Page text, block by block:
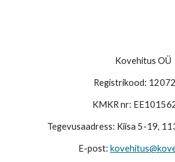
Kovehitus OÜ
Registrikood:
KMKR nr:
Tegevusaadress: Kiisa 5-19,
E-post: